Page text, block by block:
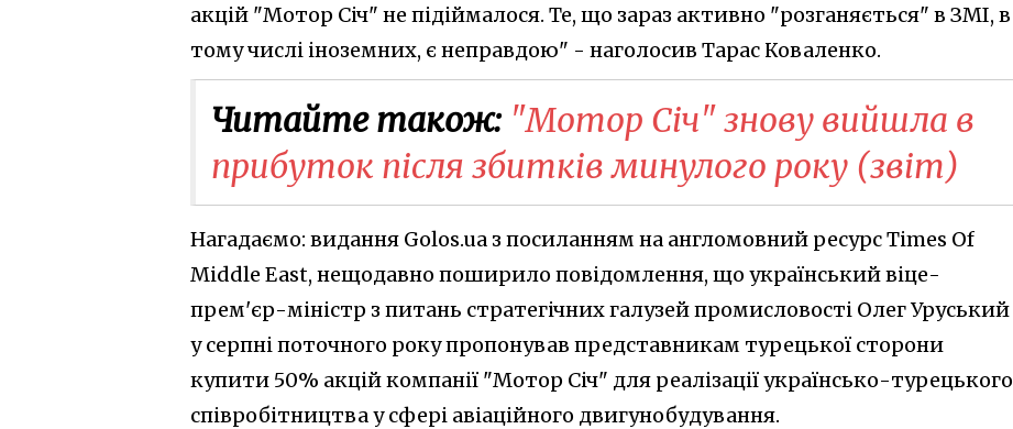
акцій "Мотор Січ" не підіймалося. Те, що зараз активно "розганяється" в ЗМІ, в
тому числі іноземних, є неправдою" - наголосив Тарас Коваленко.
Читайте також: "Мотор Січ" знову вийшла в
прибуток після збитків минулого року (звіт)
Нагадаємо: видання Golos.ua з посиланням на англомовний ресурс Times Of
Middle East, нещодавно поширило повідомлення, що український віце-
прем'єр-міністр з питань стратегічних галузей промисловості Олег Уруський
у серпні поточного року пропонував представникам турецької сторони
купити 50% акцій компанії "Мотор Січ" для реалізації українсько-турецького
співробітництва у сфері авіаційного двигунобудування.